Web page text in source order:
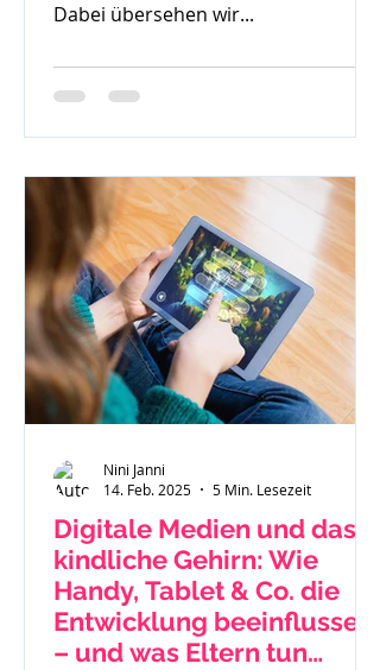
Dabei übersehen wir...
Digitale Medien und das
kindliche Gehirn: Wie
Handy, Tablet & Co. die
Entwicklung beeinflussen
– und was Eltern tun
Nini Janni
14. Feb. 2025
5 Min. Lesezeit